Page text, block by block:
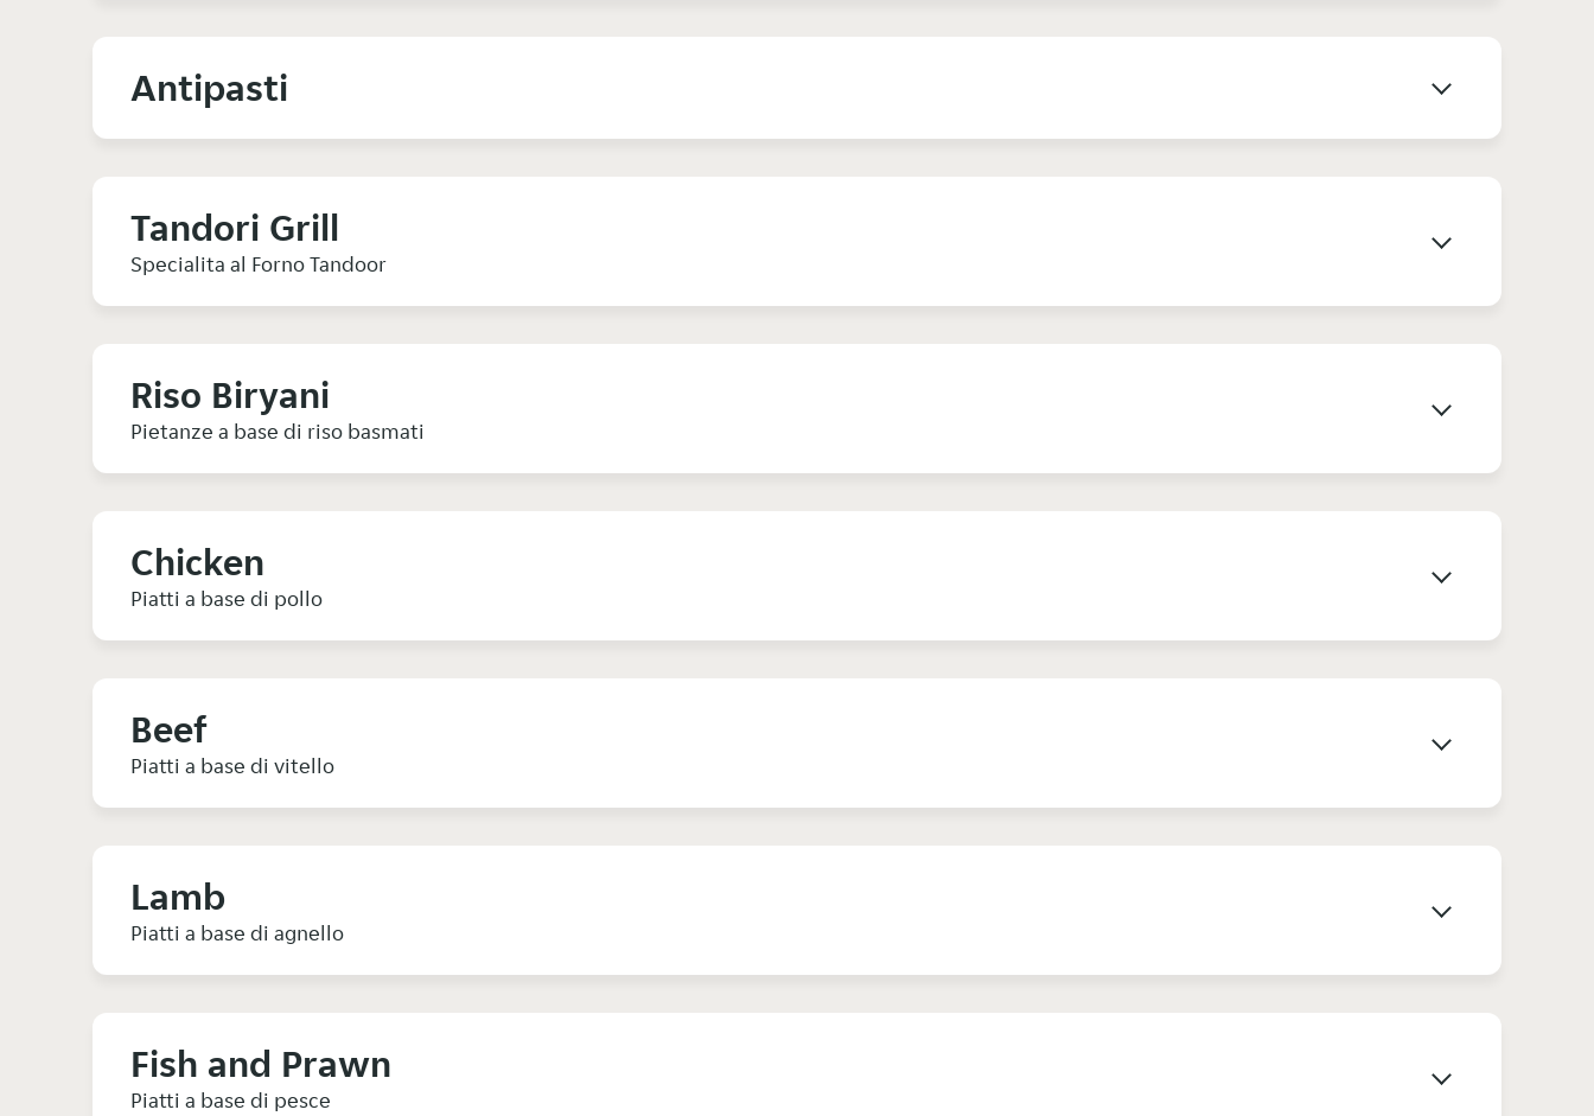
Antipasti
Tandori Grill
Specialita al Forno Tandoor
Riso Biryani
Pietanze a base di riso basmati
Chicken
Piatti a base di pollo
Beef
Piatti a base di vitello
Lamb
Piatti a base di agnello
Fish and Prawn
Piatti a base di pesce